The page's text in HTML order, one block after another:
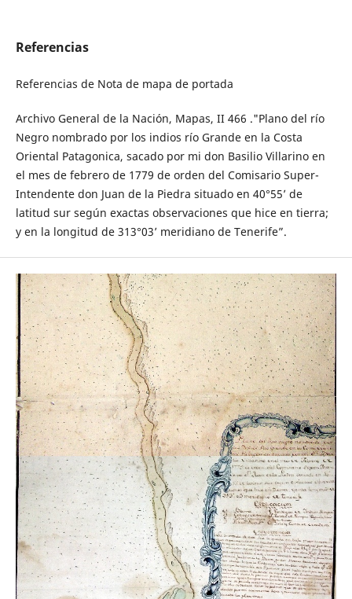
Referencias
Referencias de Nota de mapa de portada
Archivo General de la Nación, Mapas, II 466 ."Plano del río
Negro nombrado por los indios río Grande en la Costa
Oriental Patagonica, sacado por mi don Basilio Villarino en
el mes de febrero de 1779 de orden del Comisario Super-
Intendente don Juan de la Piedra situado en 40°55’ de
latitud sur según exactas observaciones que hice en tierra;
y en la longitud de 313°03’ meridiano de Tenerife”.